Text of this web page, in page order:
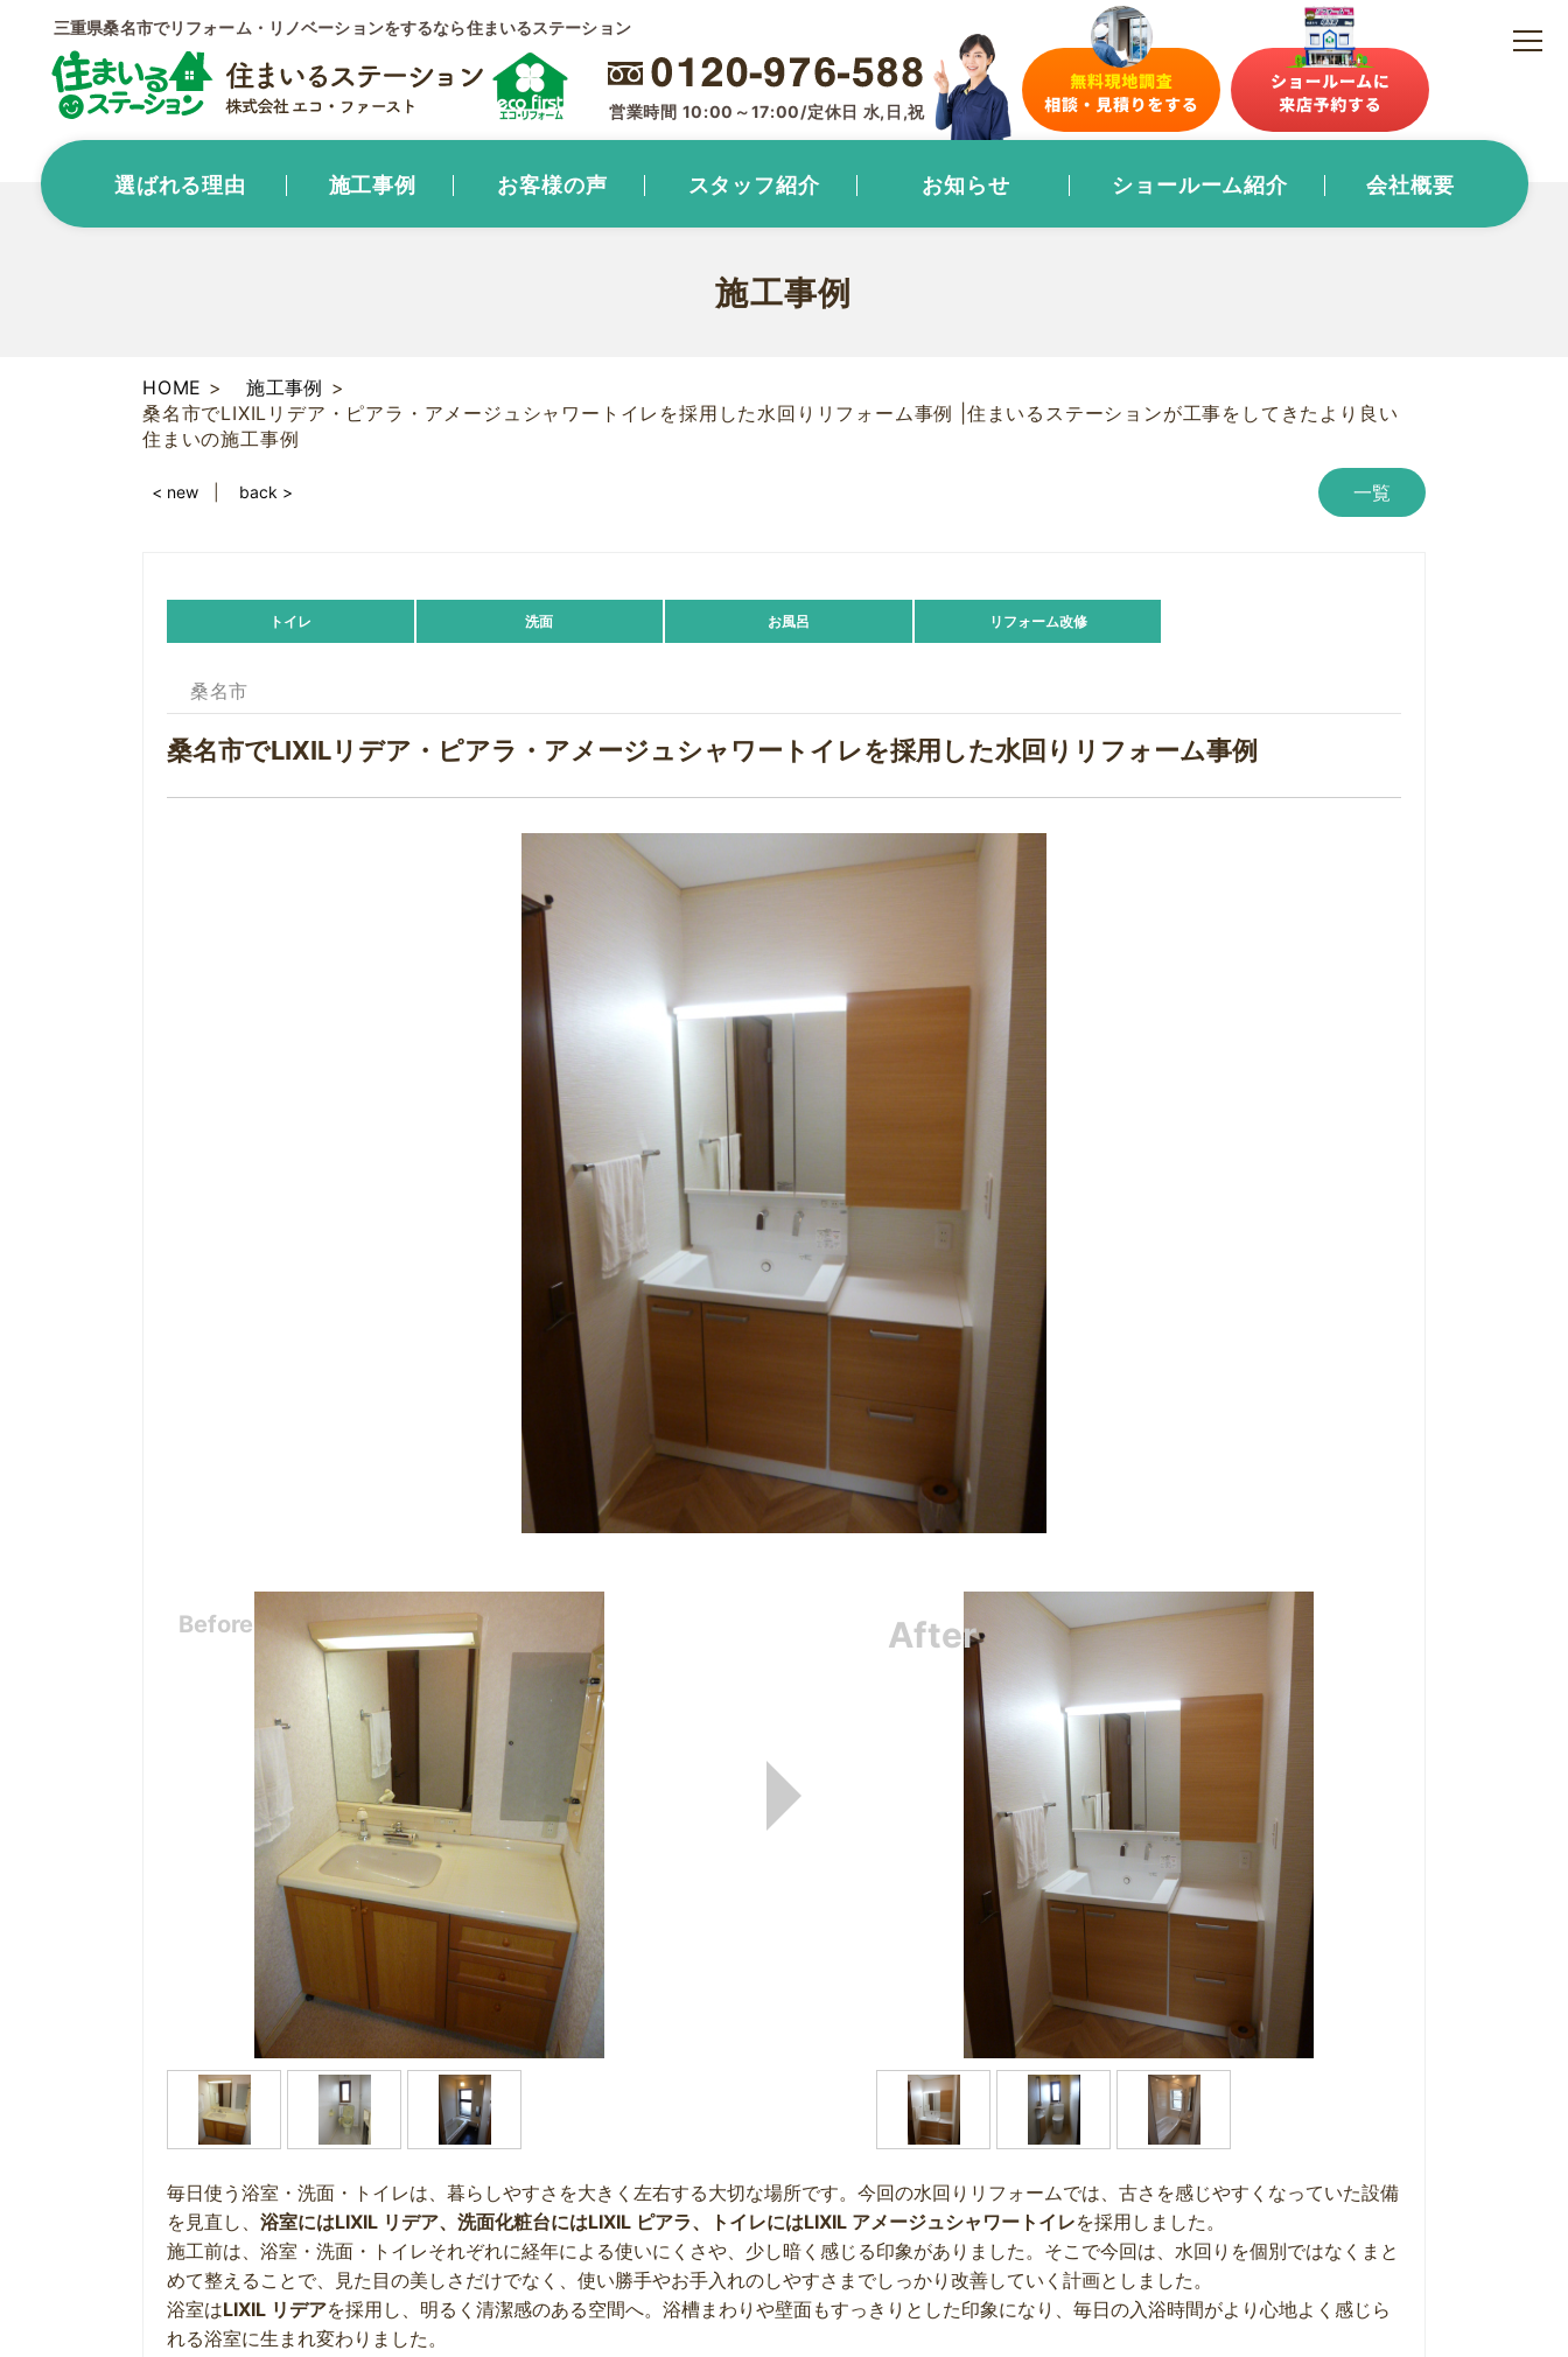
三重県桑名市でリフォーム・リノベーションをするなら住まいるステーション
営業時間 10:00～17:00/定休日 水,日,祝
選ばれる理由 施工事例 お客様の声 スタッフ紹介 お知らせ ショールーム紹介 会社概要
施工事例
HOME
施工事例
桑名市でLIXILリデア・ピアラ・アメージュシャワートイレを採用した水回りリフォーム事例 |住まいるステーションが工事をしてきたより良い
住まいの施工事例
一覧
< new back >
トイレ 洗面 お風呂 リフォーム改修
桑名市
桑名市でLIXILリデア・ピアラ・アメージュシャワートイレを採用した水回りリフォーム事例
毎日使う浴室・洗面・トイレは、暮らしやすさを大きく左右する大切な場所です。今回の水回りリフォームでは、古さを感じやすくなっていた設備
を見直し、 浴室にはLIXIL リデア、洗面化粧台にはLIXIL ピアラ、トイレにはLIXIL アメージュシャワートイレを採用しました。
施工前は、浴室・洗面・トイレそれぞれに経年による使いにくさや、少し暗く感じる印象がありました。そこで今回は、水回りを個別ではなくまと
めて整えることで、見た目の美しさだけでなく、使い勝手やお手入れのしやすさまでしっかり改善していく計画としました。
浴室はLIXIL リデアを採用し、明るく清潔感のある空間へ。浴槽まわりや壁面もすっきりとした印象になり、毎日の入浴時間がより心地よく感じら
れる浴室に生まれ変わりました。